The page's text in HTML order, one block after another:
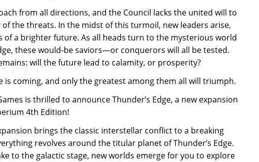
from all directions, and the Council lacks the united will to
the threats. In the midst of this turmoil, new leaders arise,
of a brighter future. As all heads turn to the mysterious world
these would-be saviors—or conquerors will all be tested.
will the future lead to calamity, or prosperity?
is coming, and only the greatest among them all will triumph.
is thrilled to announce Thunder’s Edge, a new expansion
4th Edition!
brings the classic interstellar conflict to a breaking
revolves around the titular planet of Thunder’s Edge.
to the galactic stage, new worlds emerge for you to explore